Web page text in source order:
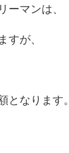
ーマンは、
すが、
となります。